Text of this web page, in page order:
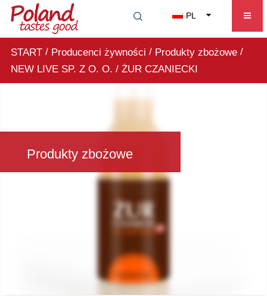
PL
START/ Producenci żywności / Produkty zbożowe/
NEW LIVE SP. Z O. O. / ŻUR CZANIECKI
Produkty zbożowe